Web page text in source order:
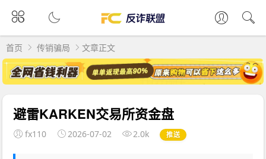
首页 传销骗局 文章正文
避雷KARKEN交易所资金盘
fx110 2026-07-02 2.0k 推送